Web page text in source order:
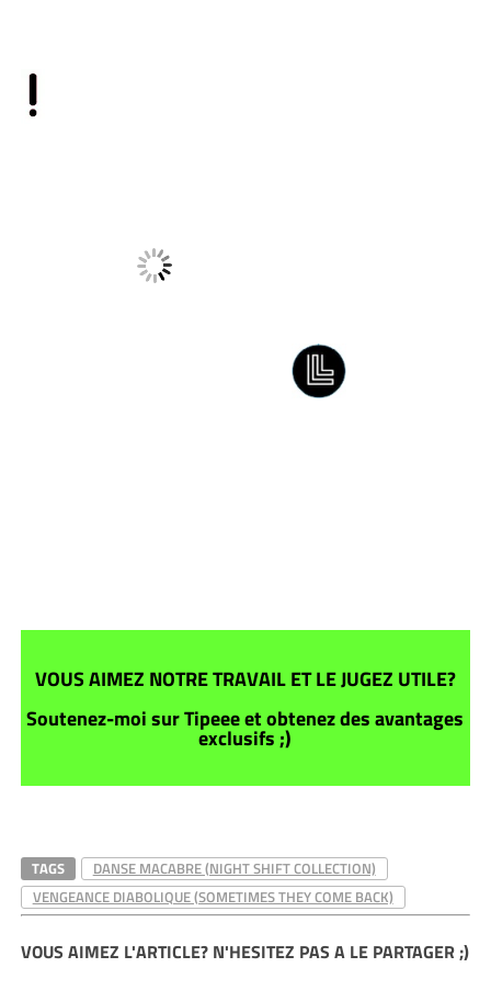
VOUS AIMEZ NOTRE TRAVAIL ET LE JUGEZ UTILE?
Soutenez-moi sur Tipeee et obtenez des avantages
exclusifs ;)
TAGS
DANSE MACABRE (NIGHT SHIFT COLLECTION)
VENGEANCE DIABOLIQUE (SOMETIMES THEY COME BACK)
VOUS AIMEZ L'ARTICLE? N'HESITEZ PAS A LE PARTAGER ;)